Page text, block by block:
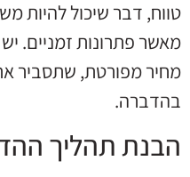
טווח, דבר שיכול להיות
מאשר פתרונות זמניים.
מחיר מפורטת, שתסביר
בהדברה.
הבנת תהליך